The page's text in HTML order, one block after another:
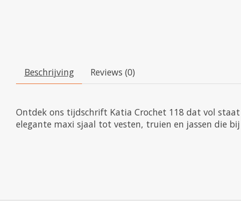
Beschrijving Reviews (0)
Ontdek ons tijdschrift Katia Crochet 118 dat vol
elegante maxi sjaal tot vesten, truien en jassen die